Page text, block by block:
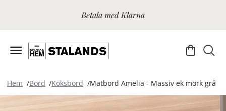
Betala med Klarna
Hem Bord Köksbord Matbord Amelia - Massiv ek mörk grå